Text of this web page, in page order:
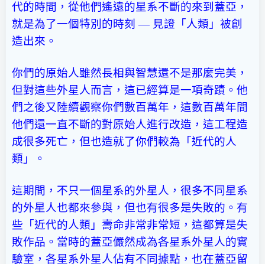
代的時間，從他們遙遠的星系不斷的來到蓋亞，
就是為了一個特別的時刻 — 見證「人類」被創
造出來。
你們的原始人雖然長相與智慧還不是那麼完美，
但對這些外星人而言，這已經算是一項奇蹟。他
們之後又陸續觀察你們數百萬年，這數百萬年間
他們還一直不斷的對原始人進行改造，這工程造
成很多死亡，但也造就了你們較為「近代的人
類」。
這期間，不只一個星系的外星人，很多不同星系
的外星人也都來參與，但也有很多是失敗的。有
些「近代的人類」壽命非常非常短，這都算是失
敗作品。當時的蓋亞儼然成為各星系外星人的實
驗室，各星系外星人佔有不同據點，也在蓋亞留